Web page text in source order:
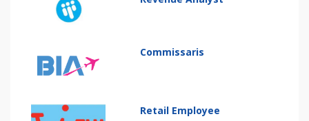
Commissaris
Retail Employee